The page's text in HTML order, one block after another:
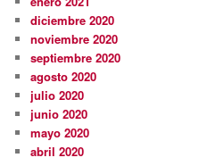
diciembre 2020
noviembre 2020
septiembre 2020
agosto 2020
julio 2020
junio 2020
mayo 2020
abril 2020